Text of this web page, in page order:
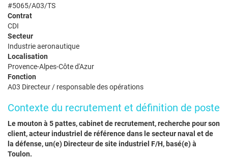
#5065/A03/TS
Contrat
CDI
Secteur
Industrie aeronautique
Localisation
Provence-Alpes-Côte d'Azur
Fonction
A03 Directeur / responsable des opérations
Contexte du recrutement et définition de poste
Le mouton à 5 pattes, cabinet de recrutement, recherche pour son
client, acteur industriel de référence dans le secteur naval et de
la défense, un(e) Directeur de site industriel F/H, basé(e) à
Toulon.